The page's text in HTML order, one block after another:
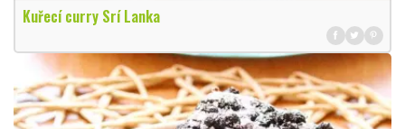
Kuřecí curry Srí Lanka